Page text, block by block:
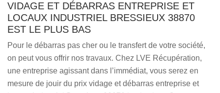
VIDAGE ET DÉBARRAS ENTREPRISE ET
LOCAUX INDUSTRIEL BRESSIEUX 38870
EST LE PLUS BAS
Pour le débarras pas cher ou le transfert de votre société,
on peut vous offrir nos travaux. Chez LVE Récupération,
une entreprise agissant dans l’immédiat, vous serez en
mesure de jouir du prix vidage et débarras entreprise et